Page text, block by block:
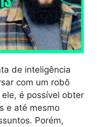
de inteligência
com um robô
é possível obter
e até mesmo
Porém,